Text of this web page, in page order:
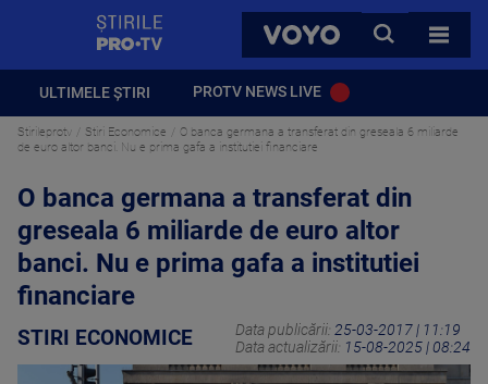
VOYO
CAUTA
TOATE
ULTIMELE ȘTIRI PROTV NEWS LIVE
Stirileprotv Stiri Economice
O banca germana a transferat din greseala 6 miliarde
de euro altor banci. Nu e prima gafa a institutiei financiare
O banca germana a transferat din
greseala 6 miliarde de euro altor
banci. Nu e prima gafa a institutiei
financiare
STIRI ECONOMICE Data publicării: 25-03-2017 | 11:19
Data actualizării: 15-08-2025 | 08:24